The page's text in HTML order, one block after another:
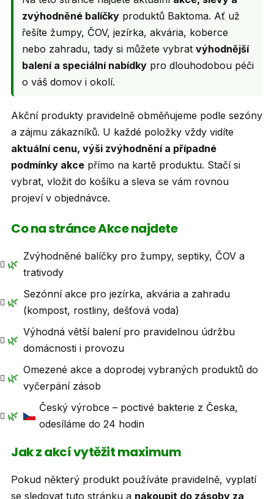
r
v
k
y
v
i
s
u
zvýhodněné balíčky produktů Baktoma. Ať už
řešíte žumpy, ČOV, jezírka, akvária, koberce
nebo zahradu, tady si můžete vybrat výhodnější
balení a speciální nabídky pro dlouhodobou péči
o váš domov i okolí.
Akční produkty pravidelně obměňujeme podle sezóny
a zájmu zákazníků. U každé položky vždy vidíte
aktuální cenu, výši zvýhodnění a případné
podmínky akce přímo na kartě produktu. Stačí si
vybrat, vložit do košíku a sleva se vám rovnou
projeví v objednávce.
Co na stránce Akce najdete
🌿
Zvýhodněné balíčky pro žumpy, septiky, ČOV a
trativody
🌿
Sezónní akce pro jezírka, akvária a zahradu
(kompost, rostliny, dešťová voda)
🌿
Výhodná větší balení pro pravidelnou údržbu
domácnosti i provozu
🌿
Omezené akce a doprodej vybraných produktů do
vyčerpání zásob
🌿
Český výrobce – poctivé bakterie z Česka,
odesíláme do 24 hodin
Jak z akcí vytěžit maximum
Pokud některý produkt používáte pravidelně, vyplatí
se sledovat tuto stránku a nakoupit do zásoby za